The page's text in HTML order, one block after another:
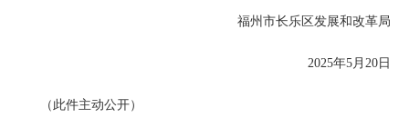
福州市长乐区发展和改革局
2025年5月20日
（此件主动公开）